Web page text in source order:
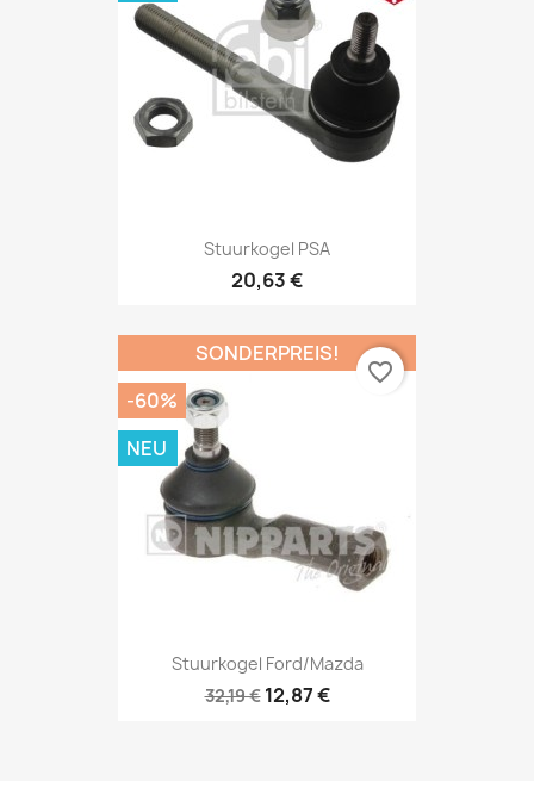
Stuurkogel PSA
20,63 €
Stuurkogel Ford/Mazda
32,19 € 12,87 €
SONDERPREIS!
-60%
NEU
favorite_border